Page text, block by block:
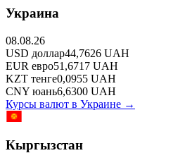
Украина
08.08.26
USD доллар44,7626 UAH
EUR евро51,6717 UAH
KZT тенге0,0955 UAH
CNY юань6,6300 UAH
Курсы валют в Украине →
Кыргызстан